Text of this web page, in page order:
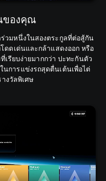
ของคุณ
วมหนึ่งในสองตระกูลที่ต่อสู้กัน
ดดเด่นและกล้าแสดงออก หรือ
รียบง่ายมากกว่า ปะทะกันตัว
การแข่งรถสุดตื่นเต้นเพื่อไต่
งวัลพิเศษ